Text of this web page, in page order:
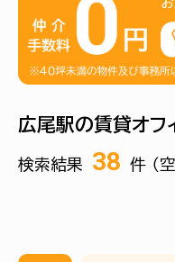
広尾駅の賃貸オフ
検索結果 38 件 （